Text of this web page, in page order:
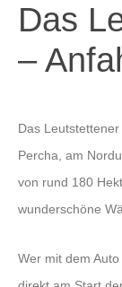
Das
–
Das
Percha, am
von rund 180
wunderschöne
Wer mit dem